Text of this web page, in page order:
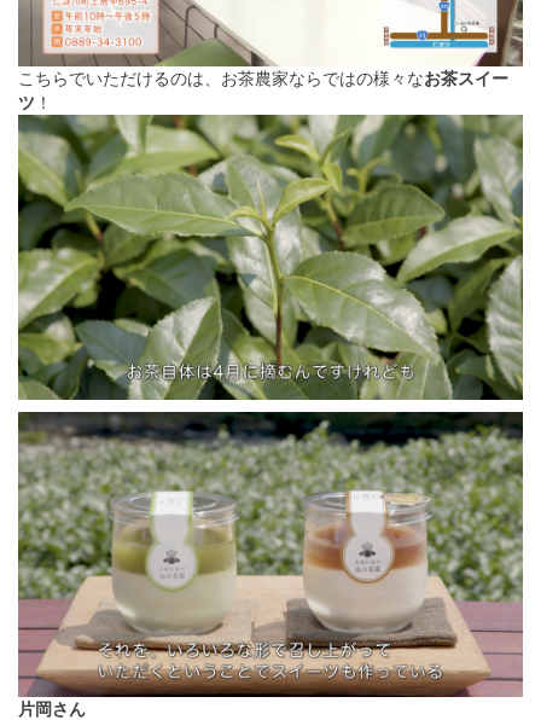
こちらでいただけるのは、お茶農家ならではの様々なお茶スイー
ツ ！
片岡さん